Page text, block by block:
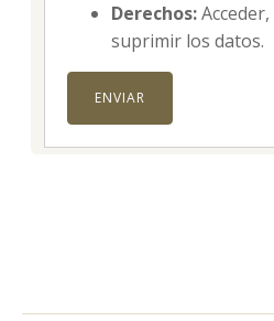
Derechos:
suprimir los datos.